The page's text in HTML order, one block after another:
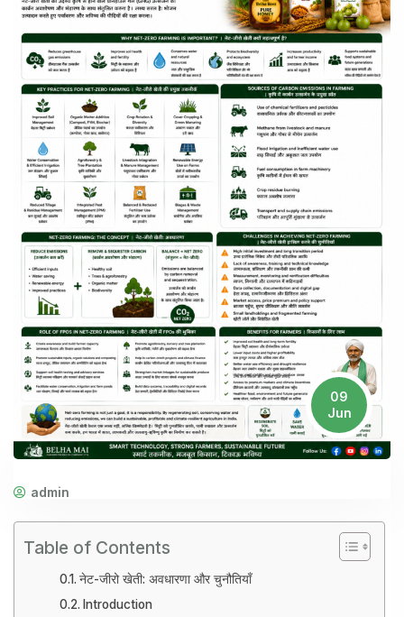
09
Jun
admin
Table of Contents
नेट-जीरो खेती: अवधारणा और चुनौतियाँ
Introduction